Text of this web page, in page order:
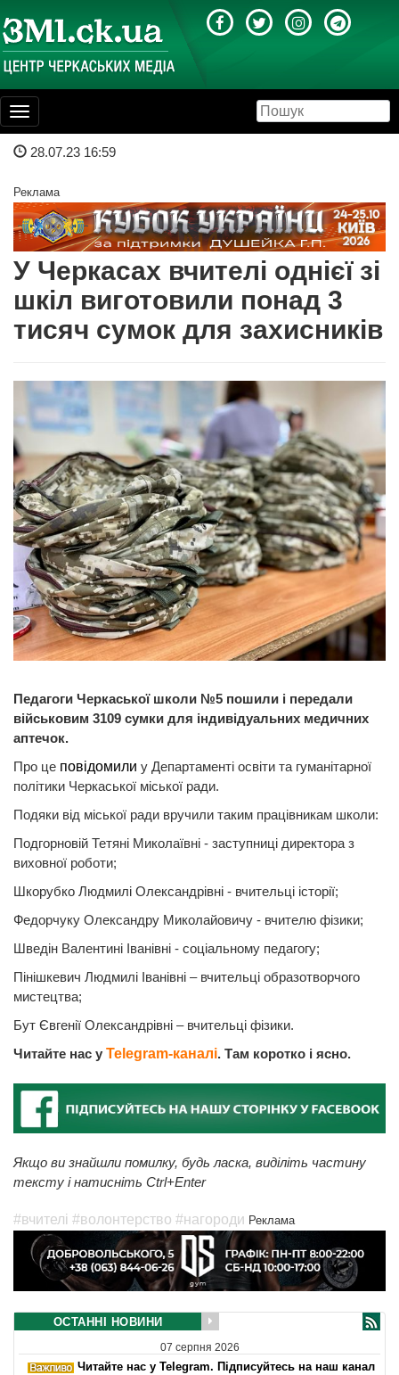
Toggle
navigation
28.07.23 16:59
Реклама
У Черкасах вчителі однієї зі
шкіл виготовили понад 3
тисяч сумок для захисників
Педагоги Черкаської школи №5 пошили і передали
військовим 3109 сумки для індивідуальних медичних
аптечок.
Про це повідомили у Департаменті освіти та гуманітарної
політики Черкаської міської ради.
Подяки від міської ради вручили таким працівникам школи:
Подгорновій Тетяні Миколаївні - заступниці директора з
виховної роботи;
Шкорубко Людмилі Олександрівні - вчительці історії;
Федорчуку Олександру Миколайовичу - вчителю фізики;
Шведін Валентині Іванівні - соціальному педагогу;
Пінішкевич Людмилі Іванівні – вчительці образотворчого
мистецтва;
Бут Євгенії Олександрівні – вчительці фізики.
Читайте нас у Telegram-каналі. Там коротко і ясно.
Якщо ви знайшли помилку, будь ласка, виділіть частину
тексту і натисніть Ctrl+Enter
#вчителі #волонтерство #нагороди Реклама
ОСТАННІ НОВИНИ
07 серпня 2026
Читайте нас у Telegram. Підписуйтесь на наш канал